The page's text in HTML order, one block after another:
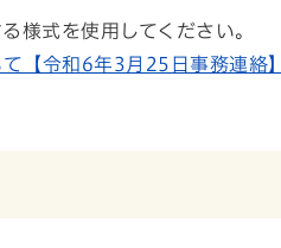
様式を使用してください。
【令和6年3月25日事務連絡】